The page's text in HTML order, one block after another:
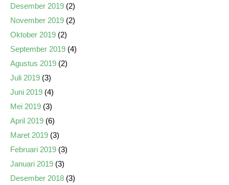
Desember 2019 (2)
November 2019 (2)
Oktober 2019 (2)
September 2019 (4)
Agustus 2019 (2)
Juli 2019 (3)
Juni 2019 (4)
Mei 2019 (3)
April 2019 (6)
Maret 2019 (3)
Februari 2019 (3)
Januari 2019 (3)
Desember 2018 (3)